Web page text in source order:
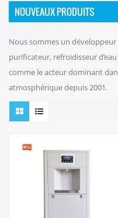
NOUVEAUX PRODUITS
Nous sommes un
purificateur, refroidisseur
comme le acteur dominant
atmosphérique depuis 2001.